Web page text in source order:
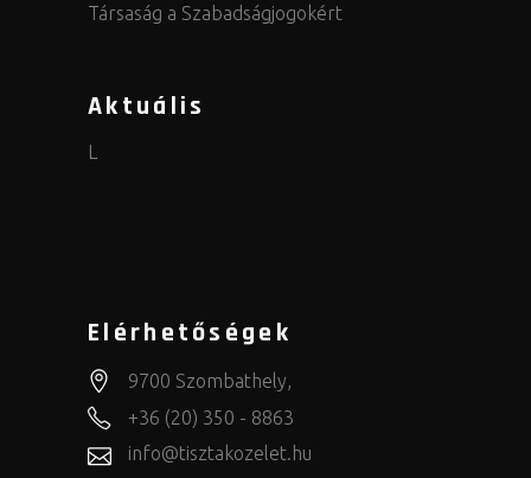
Társaság a Szabadságjogokért
Aktuális
L
Elérhetőségek
9700 Szombathely,
+36 (20) 350 - 8863
info@tisztakozelet.hu